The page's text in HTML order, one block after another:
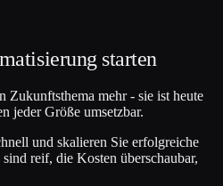
starten
Zukunftsthema mehr - sie ist heute
jeder Größe umsetzbar.
und skalieren Sie erfolgreiche
reif, die Kosten überschaubar,